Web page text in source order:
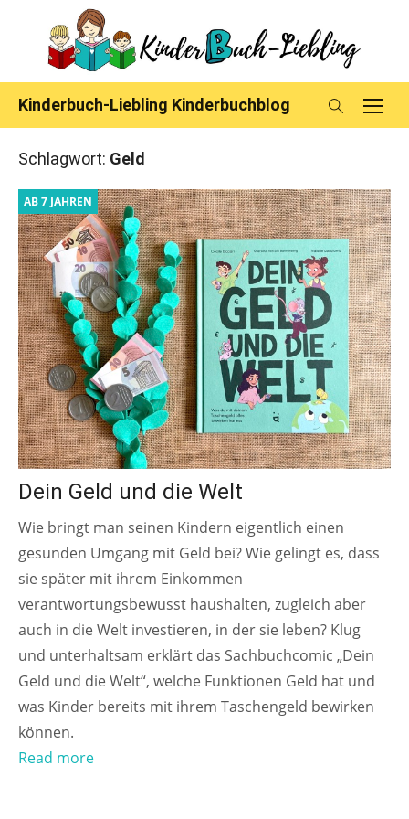
content
Kinderbuch-Liebling Kinderbuchblog
Schlagwort: Geld
AB 7 JAHREN
Dein Geld und die Welt
Wie bringt man seinen Kindern eigentlich einen
gesunden Umgang mit Geld bei? Wie gelingt es, dass
sie später mit ihrem Einkommen
verantwortungsbewusst haushalten, zugleich aber
auch in die Welt investieren, in der sie leben? Klug
und unterhaltsam erklärt das Sachbuchcomic „Dein
Geld und die Welt“, welche Funktionen Geld hat und
was Kinder bereits mit ihrem Taschengeld bewirken
können.
Read more